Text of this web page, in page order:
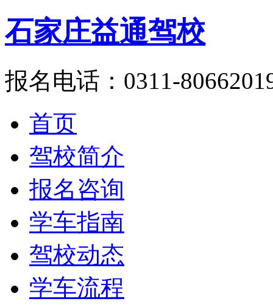
石家庄益通驾校
报名电话：0311-
首页
驾校简介
报名咨询
学车指南
驾校动态
学车流程